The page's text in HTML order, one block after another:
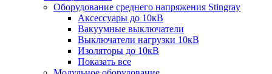
Оборудование среднего напряжения Stingray
Аксессуары до 10кВ
Вакуумные выключатели
Выключатели нагрузки 10кВ
Изоляторы до 10кВ
Показать все